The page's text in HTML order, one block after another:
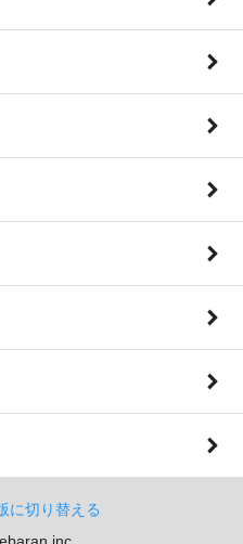
に切り替える
inc.